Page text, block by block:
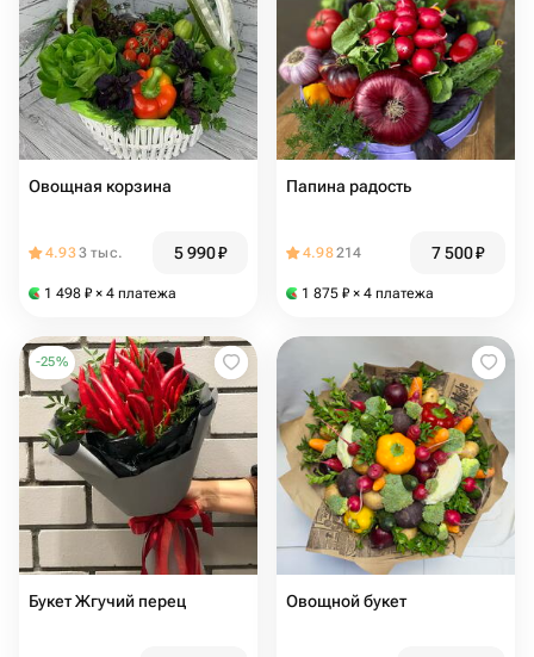
Овощная корзина
4.933 тыс. 5 990₽
1 498 ₽ × 4 платежа
Папина радость
4.98214 7 500₽
1 875 ₽ × 4 платежа
-25%
Букет Жгучий перец Овощной букет